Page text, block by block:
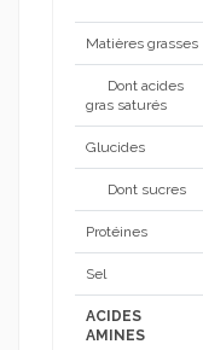
Matières grasses
Dont acides
gras saturés
Glucides
Dont sucres
Protéines
Sel
ACIDES
AMINES